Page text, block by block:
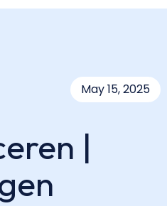
May 15, 2025
|